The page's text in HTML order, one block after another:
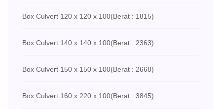
Box Culvert 120 x 120 x 100(Berat : 1815)
Box Culvert 140 x 140 x 100(Berat : 2363)
Box Culvert 150 x 150 x 100(Berat : 2668)
Box Culvert 160 x 220 x 100(Berat : 3845)